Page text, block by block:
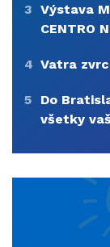
3 Výstava
CENTRO
4 Vatra
5
Do
všetky